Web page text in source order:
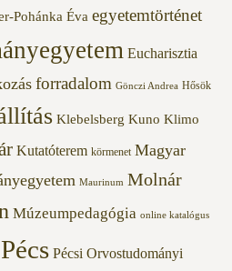
Pohánka Éva egyetemtörténet
Eucharisztia
forradalom Gönczi Andrea Hősök
Klebelsberg Kuno Klimo
Kutatóterem körmenet Magyar
Maurinum Molnár
Múzeumpedagógia online katalógus
Pécs Pécsi Orvostudományi